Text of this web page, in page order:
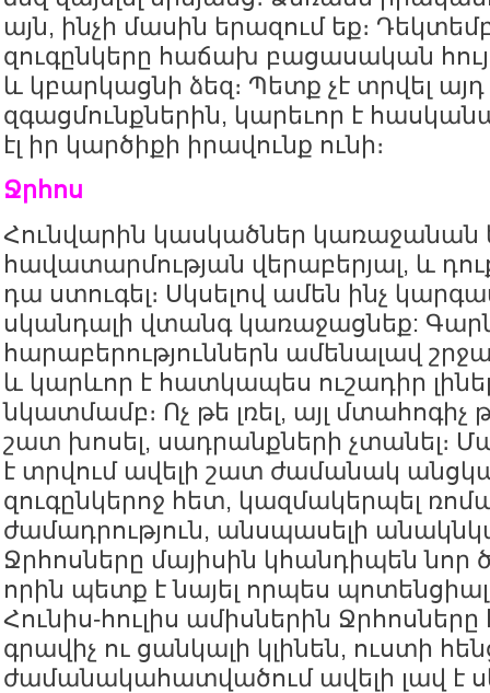
այն, ինչի մասին երազում եք։
զուգընկերը հաճախ բացասական
և կբարկացնի ձեզ։ Պետք չէ տրվել այդ
զգացմունքներին, կարեւոր է
էլ իր կարծիքի իրավունք ունի։
Ջրհոս
Հունվարին կասկածներ կառաջանան
հավատարմության վերաբերյալ, և
դա ստուգել։ Սկսելով ամեն ինչ
սկանդալի վտանգ կառաջացնեք:
հարաբերություններն ամենալավ
և կարևոր է հատկապես ուշադիր
նկատմամբ։ Ոչ թե լռել, այլ մտահոգիչ
շատ խոսել, սադրանքների չտանել։
է տրվում ավելի շատ ժամանակ
զուգընկերոջ հետ, կազմակերպել
ժամադրություն, անսպասելի
Ջրհոսները մայիսին կհանդիպեն նոր
որին պետք է նայել որպես պոտենցիալ
Հունիս-հուլիս ամիսներին
գրավիչ ու ցանկալի կլինեն, ուստի
ժամանակահատվածում ավելի լավ է